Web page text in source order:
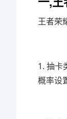
王者荣
1. 抽卡
概率设